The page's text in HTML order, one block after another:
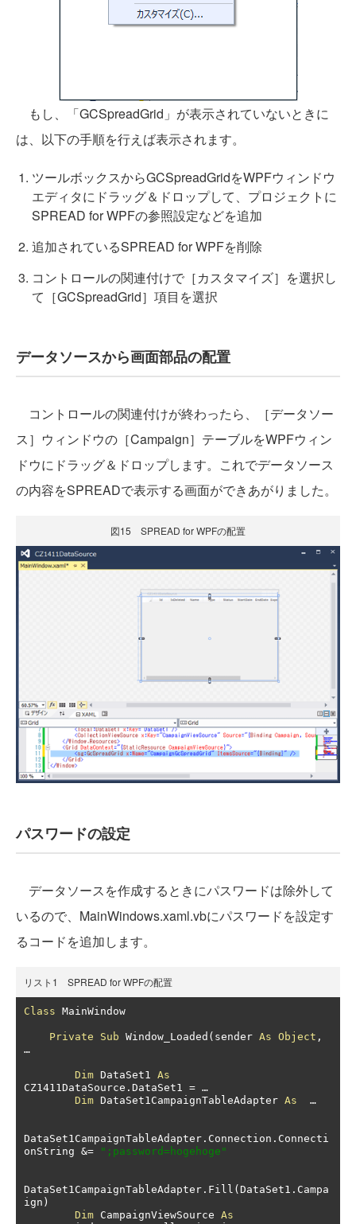
もし、「GCSpreadGrid」が表示されていないときに
は、以下の手順を行えば表示されます。
ツールボックスからGCSpreadGridをWPFウィンドウ
エディタにドラッグ＆ドロップして、プロジェクトに
SPREAD for WPFの参照設定などを追加
追加されているSPREAD for WPFを削除
コントロールの関連付けで［カスタマイズ］を選択し
て［GCSpreadGrid］項目を選択
データソースから画面部品の配置
コントロールの関連付けが終わったら、［データソー
ス］ウィンドウの［Campaign］テーブルをWPFウィン
ドウにドラッグ＆ドロップします。これでデータソース
の内容をSPREADで表示する画面ができあがりました。
図15 SPREAD for WPFの配置
パスワードの設定
データソースを作成するときにパスワードは除外して
いるので、MainWindows.xaml.vbにパスワードを設定す
るコードを追加します。
リスト1 SPREAD for WPFの配置
Class MainWindow
Private Sub Window_Loaded ( sender As Object ,
…
Dim DataSet1 As
CZ1411DataSource . DataSet1 = …
Dim DataSet1CampaignTableAdapter As …
DataSet1CampaignTableAdapter . Connection . Connecti
onString &= ";password=hogehoge"
DataSet1CampaignTableAdapter . Fill ( DataSet1 . Campa
ign )
Dim CampaignViewSource As